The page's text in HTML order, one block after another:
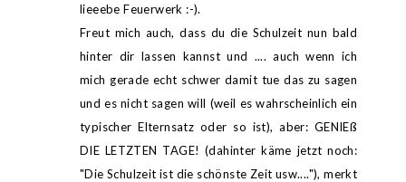
lieeebe Feuerwerk :-).
Freut mich auch, dass du die Schulzeit nun bald
hinter dir lassen kannst und .... auch wenn ich
mich gerade echt schwer damit tue das zu sagen
und es nicht sagen will (weil es wahrscheinlich ein
typischer Elternsatz oder so ist), aber: GENIEß
DIE LETZTEN TAGE! (dahinter käme jetzt noch:
"Die Schulzeit ist die schönste Zeit usw...."), merkt